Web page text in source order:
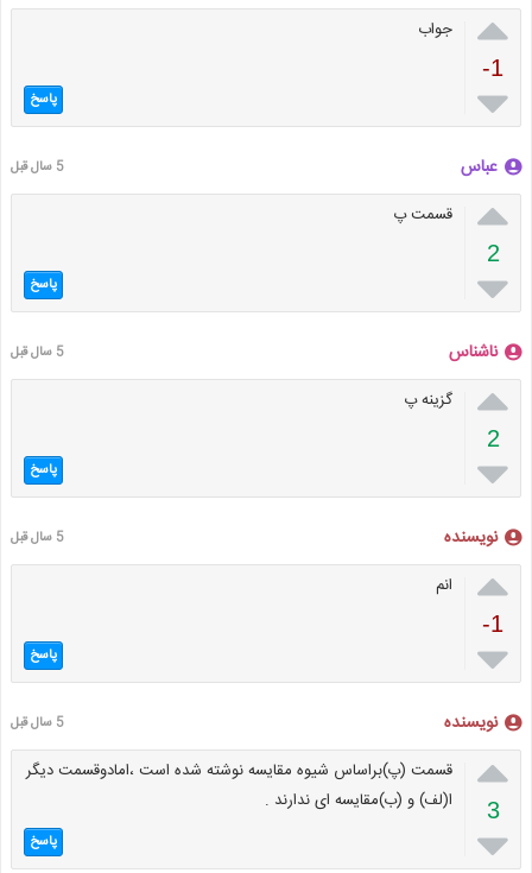

-1

جواب
پاسخ
عباس 5 سال قبل

2

قسمت پ
پاسخ
ناشناس 5 سال قبل

2

گزینه پ
پاسخ
نویسنده 5 سال قبل

-1

انم
پاسخ
نویسنده 5 سال قبل

3

قسمت (پ)براساس شیوه مقایسه نوشته شده است ،امادوقسمت دیگر
ا(لف) و (ب)مقایسه ای ندارند .
پاسخ